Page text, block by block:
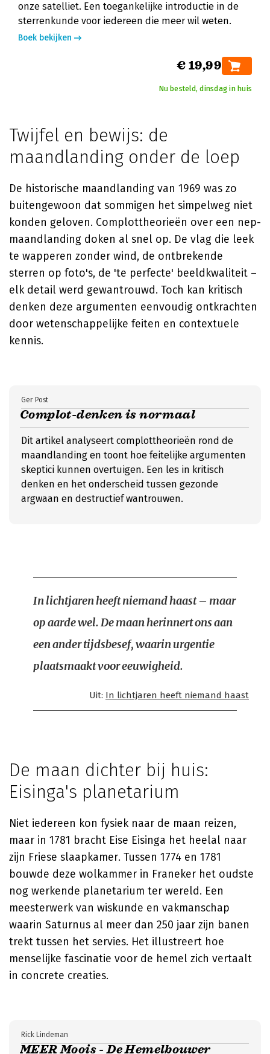
onze satelliet. Een toegankelijke introductie in de
sterrenkunde voor iedereen die meer wil weten.
Boek bekijken
€ 19,99
Nu besteld, dinsdag in huis
Twijfel en bewijs: de
maandlanding onder de loep
De historische maandlanding van 1969 was zo
buitengewoon dat sommigen het simpelweg niet
konden geloven. Complottheorieën over een nep-
maandlanding doken al snel op. De vlag die leek
te wapperen zonder wind, de ontbrekende
sterren op foto's, de 'te perfecte' beeldkwaliteit –
elk detail werd gewantrouwd. Toch kan kritisch
denken deze argumenten eenvoudig ontkrachten
door wetenschappelijke feiten en contextuele
kennis.
Complot-denken is normaal
Ger Post
Dit artikel analyseert complottheorieën rond de
maandlanding en toont hoe feitelijke argumenten
skeptici kunnen overtuigen. Een les in kritisch
denken en het onderscheid tussen gezonde
argwaan en destructief wantrouwen.
In lichtjaren heeft niemand haast – maar
op aarde wel. De maan herinnert ons aan
een ander tijdsbesef, waarin urgentie
plaatsmaakt voor eeuwigheid.
Uit: In lichtjaren heeft niemand haast
De maan dichter bij huis:
Eisinga's planetarium
Niet iedereen kon fysiek naar de maan reizen,
maar in 1781 bracht Eise Eisinga het heelal naar
zijn Friese slaapkamer. Tussen 1774 en 1781
bouwde deze wolkammer in Franeker het oudste
nog werkende planetarium ter wereld. Een
meesterwerk van wiskunde en vakmanschap
waarin Saturnus al meer dan 250 jaar zijn banen
trekt tussen het servies. Het illustreert hoe
menselijke fascinatie voor de hemel zich vertaalt
in concrete creaties.
MEER Moois - De Hemelbouwer
Rick Lindeman